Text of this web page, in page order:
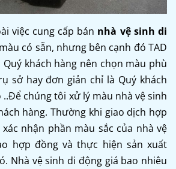
việc cung cấp bán nhà vệ sinh di
có sẵn, nhưng bên cạnh đó TAD
khách hàng nên chọn màu phù
sở hay đơn giản chỉ là Quý khách
chúng tôi xử lý màu nhà vệ sinh
hàng. Thường khi giao dịch hợp
nhận phần màu sắc của nhà vệ
hợp đồng và thực hiện sản xuất
Nhà vệ sinh di động giá bao nhiêu